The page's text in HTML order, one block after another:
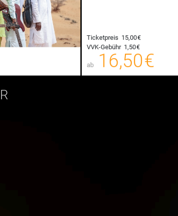
Ticketpreis 15,00 €
VVK-Gebühr 1,50 €
ab 16,50 €
00